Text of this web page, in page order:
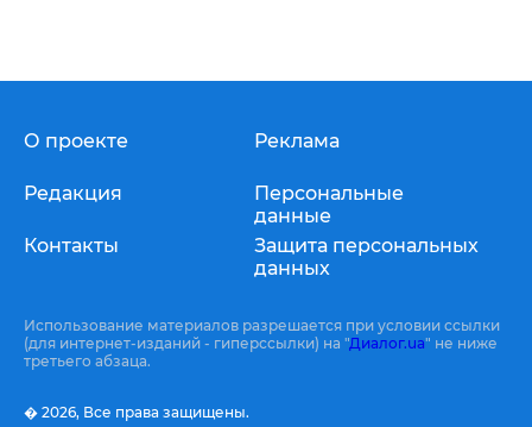
О проекте
Редакция
Контакты
Реклама
Персональные
данные
Защита персональных
данных
Использование материалов разрешается при условии ссылки
(для интернет-изданий - гиперссылки) на "Диалог.ua" не ниже
третьего абзаца.
� 2026, Все права защищены.